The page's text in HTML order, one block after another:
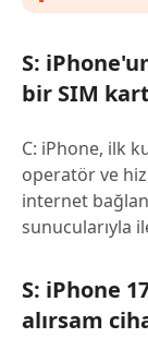
S:
bir SIM
C: iPhone, ilk
operatör ve
internet
sunucularıyla
S: iPhone
alırsam